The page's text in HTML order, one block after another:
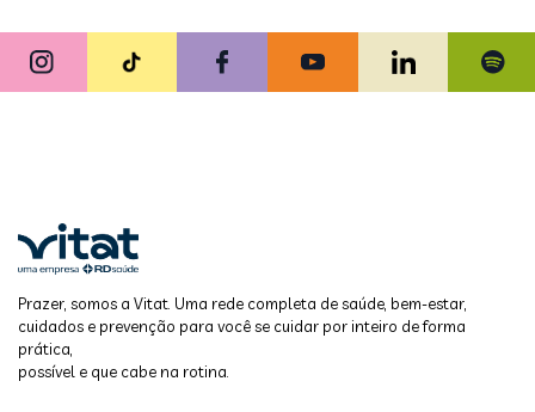
Prazer, somos a Vitat. Uma rede completa de saúde, bem-estar,
cuidados e prevenção para você se cuidar por inteiro de forma
prática,
possível e que cabe na rotina.